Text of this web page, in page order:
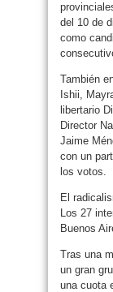
del 10 de
como
También
Ishii,
libertario
Director
Jaime
con un
los votos.
El
Los 27
Buenos
Tras una
un gran
una cuota